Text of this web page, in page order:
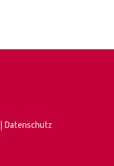
| Datenschutz